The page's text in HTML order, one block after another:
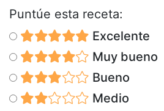
Puntúe esta receta:
Excelente
Muy bueno
Bueno
Medio